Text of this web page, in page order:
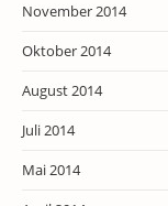
November 2014
Oktober 2014
August 2014
Juli 2014
Mai 2014